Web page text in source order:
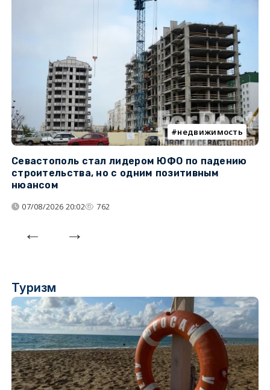
недвижимость
Севастополь стал лидером ЮФО по падению
строительства, но с одним позитивным
нюансом
07/08/2026 20:02 762
Туризм